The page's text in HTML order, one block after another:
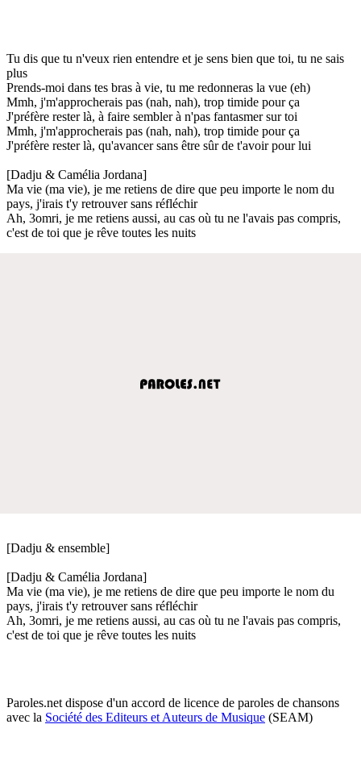
Tu dis que tu n'veux rien entendre et je sens bien que toi, tu ne sais
plus
Prends-moi dans tes bras à vie, tu me redonneras la vue (eh)
Mmh, j'm'approcherais pas (nah, nah), trop timide pour ça
J'préfère rester là, à faire sembler à n'pas fantasmer sur toi
Mmh, j'm'approcherais pas (nah, nah), trop timide pour ça
J'préfère rester là, qu'avancer sans être sûr de t'avoir pour lui
[Dadju & Camélia Jordana]
Ma vie (ma vie), je me retiens de dire que peu importe le nom du
pays, j'irais t'y retrouver sans réfléchir
Ah, 3omri, je me retiens aussi, au cas où tu ne l'avais pas compris,
c'est de toi que je rêve toutes les nuits
[Dadju & ensemble]
[Dadju & Camélia Jordana]
Ma vie (ma vie), je me retiens de dire que peu importe le nom du
pays, j'irais t'y retrouver sans réfléchir
Ah, 3omri, je me retiens aussi, au cas où tu ne l'avais pas compris,
c'est de toi que je rêve toutes les nuits
Paroles.net dispose d'un accord de licence de paroles de chansons
avec la Société des Editeurs et Auteurs de Musique (SEAM)